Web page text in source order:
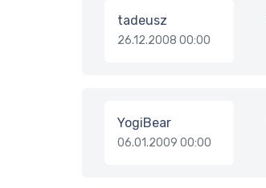
tadeusz
26.12.2008 00:00
YogiBear
06.01.2009 00:00